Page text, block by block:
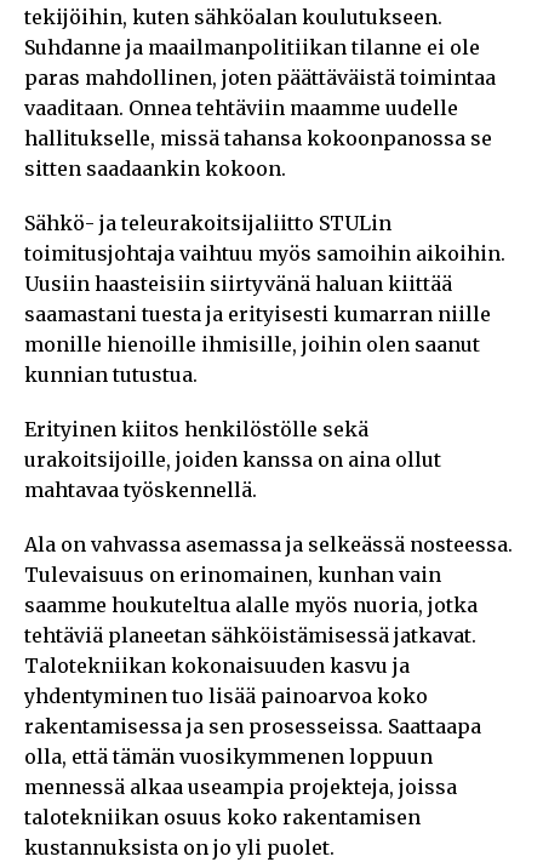
tekijöihin, kuten sähköalan koulutukseen.
Suhdanne ja maailmanpolitiikan tilanne ei ole
paras mahdollinen, joten päättäväistä toimintaa
vaaditaan. Onnea tehtäviin maamme uudelle
hallitukselle, missä tahansa kokoonpanossa se
sitten saadaankin kokoon.
Sähkö- ja teleurakoitsijaliitto STULin
toimitusjohtaja vaihtuu myös samoihin aikoihin.
Uusiin haasteisiin siirtyvänä haluan kiittää
saamastani tuesta ja erityisesti kumarran niille
monille hienoille ihmisille, joihin olen saanut
kunnian tutustua.
Erityinen kiitos henkilöstölle sekä
urakoitsijoille, joiden kanssa on aina ollut
mahtavaa työskennellä.
Ala on vahvassa asemassa ja selkeässä nosteessa.
Tulevaisuus on erinomainen, kunhan vain
saamme houkuteltua alalle myös nuoria, jotka
tehtäviä planeetan sähköistämisessä jatkavat.
Talotekniikan kokonaisuuden kasvu ja
yhdentyminen tuo lisää painoarvoa koko
rakentamisessa ja sen prosesseissa. Saattaapa
olla, että tämän vuosikymmenen loppuun
mennessä alkaa useampia projekteja, joissa
talotekniikan osuus koko rakentamisen
kustannuksista on jo yli puolet.